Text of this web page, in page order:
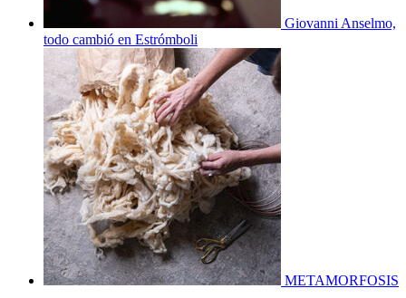
Giovanni Anselmo,
todo cambió en Estrómboli
METAMORFOSIS